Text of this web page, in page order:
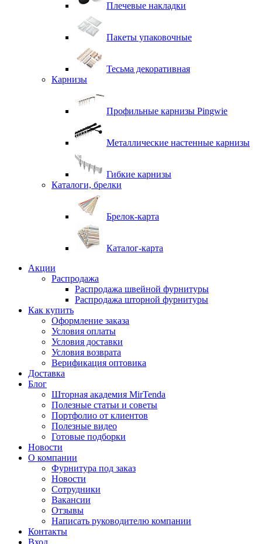
Плечевые накладки
Пакеты упаковочные
Тесьма декоративная
Карнизы
Профильные карнизы Pingwie
Металлические настенные карнизы
Гибкие карнизы
Каталоги, брелки
Брелок-карта
Каталог-карта
Акции
Распродажа
Распродажа швейной фурнитуры
Распродажа шторной фурнитуры
Как купить
Оформление заказа
Условия оплаты
Условия доставки
Условия возврата
Верификация оптовика
Доставка
Блог
Шторная академия MirTenda
Полезные статьи и советы
Портфолио от клиентов
Полезные видео
Готовые подборки
Новости
О компании
Фурнитура под заказ
Новости
Сотрудники
Вакансии
Отзывы
Написать руководителю компании
Контакты
Вход